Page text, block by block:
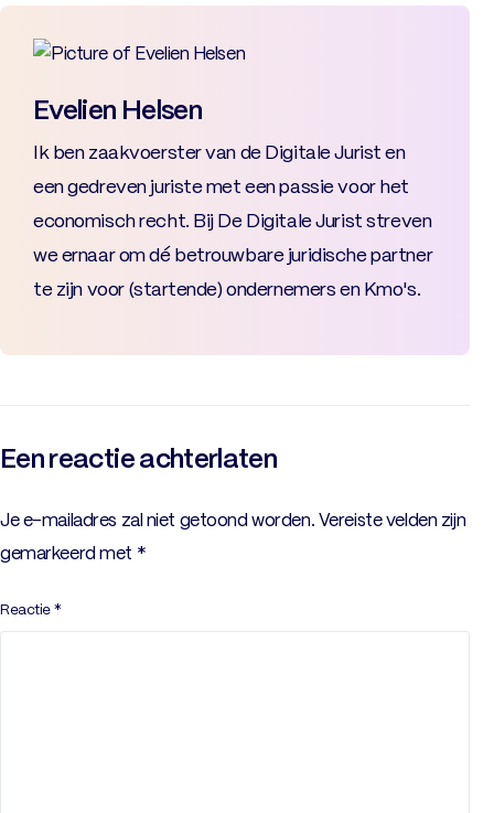
Evelien Helsen
Ik ben zaakvoerster van de Digitale Jurist en
een gedreven juriste met een passie voor het
economisch recht. Bij De Digitale Jurist streven
we ernaar om dé betrouwbare juridische partner
te zijn voor (startende) ondernemers en Kmo's.
Een reactie achterlaten
Je e-mailadres zal niet getoond worden. Vereiste velden zijn
gemarkeerd met *
Reactie *